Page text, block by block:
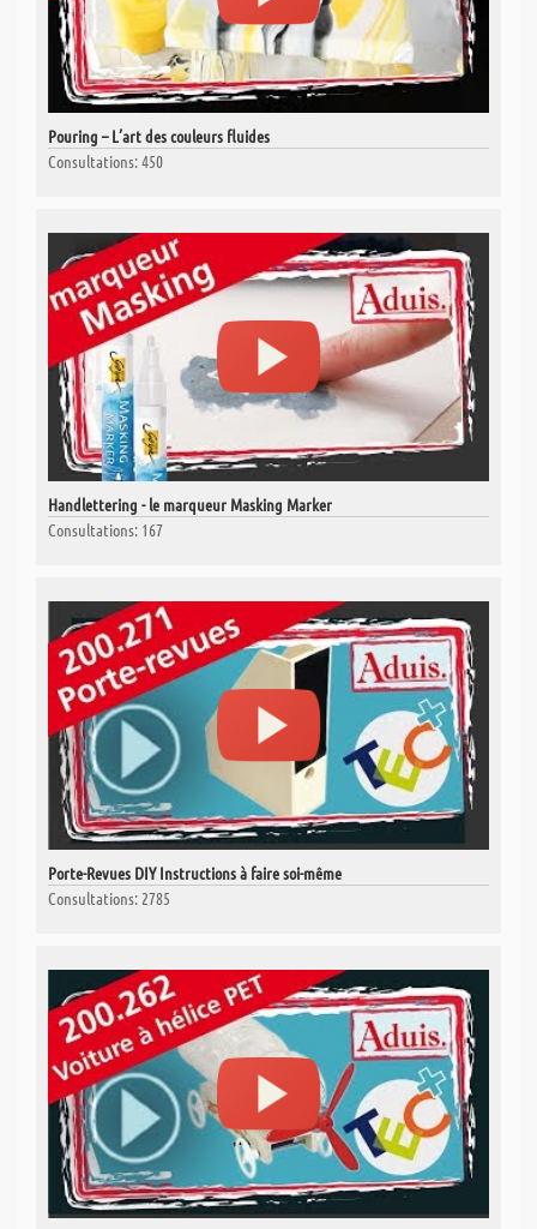
Pouring – L’art des couleurs fluides
Consultations: 450
Handlettering - le marqueur Masking Marker
Consultations: 167
Porte-Revues DIY Instructions à faire soi-même
Consultations: 2785